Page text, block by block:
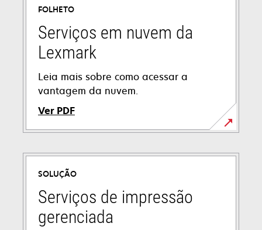
FOLHETO
Serviços em nuvem da
Lexmark
Leia mais sobre como acessar a
vantagem da nuvem.
Ver PDF
opens
in
new
tab
SOLUÇÃO
Serviços de impressão
gerenciada